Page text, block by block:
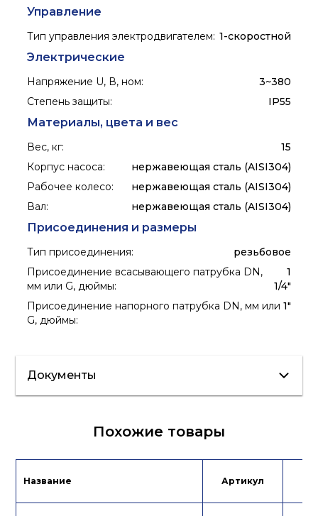
Управление
Тип управления электродвигателем: 1-скоростной
Электрические
Напряжение U, В, ном:
3~380
Степень защиты: IP55
Материалы, цвета и вес
Вес, кг:
15
Корпус насоса:
нержавеющая сталь (AISI304)
Рабочее колесо:
нержавеющая сталь (AISI304)
Вал: нержавеющая сталь (AISI304)
Присоединения и размеры
Тип присоединения:
резьбовое
Присоединение всасывающего патрубка DN,
мм или G, дюймы:
1
1/4"
Присоединение напорного патрубка DN, мм или
G, дюймы:
1"
Документы
Декларация
Каталог
Инструкция
Похожие товары
Название Артикул